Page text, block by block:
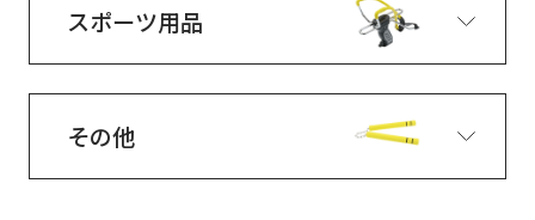
スポーツ用品
その他